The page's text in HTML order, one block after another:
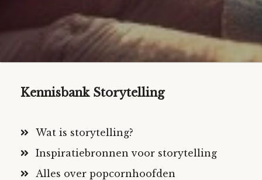
Kennisbank Storytelling
Wat is storytelling?
Inspiratiebronnen voor storytelling
Alles over popcornhoofden